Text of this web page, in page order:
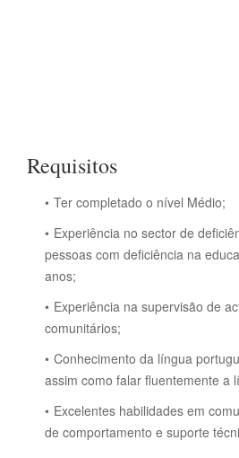
Requisitos
Ter completado o nível Médio;
Experiência no sector de
pessoas com deficiência na
anos;
Experiência na supervisão de
comunitários;
Conhecimento da língua
assim como falar fluentemente a
Excelentes habilidades em
de comportamento e suporte